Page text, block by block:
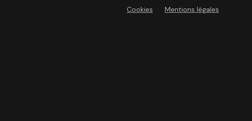
Cookies Mentions légales